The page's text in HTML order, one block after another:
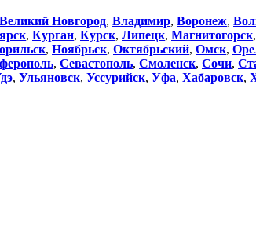
Великий Новгород, Владимир, Воронеж,
, Курган, Курск, Липецк, Магнитогорск,
, Ноябрьск, Октябрьский, Омск,
, Севастополь, Смоленск, Сочи,
, Ульяновск, Уссурийск, Уфа, Хабаровск,